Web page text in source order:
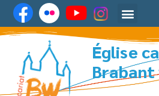
Église